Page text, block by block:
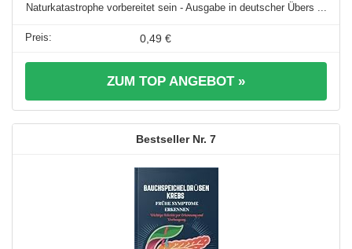
Naturkatastrophe vorbereitet sein - Ausgabe in deutscher Übers ...
0,49 €
ZUM TOP ANGEBOT »
7